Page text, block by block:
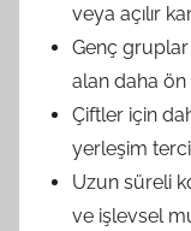
veya açılır
Genç
alan daha ön
Çiftler için
yerleşim
Uzun süreli
ve işlevsel